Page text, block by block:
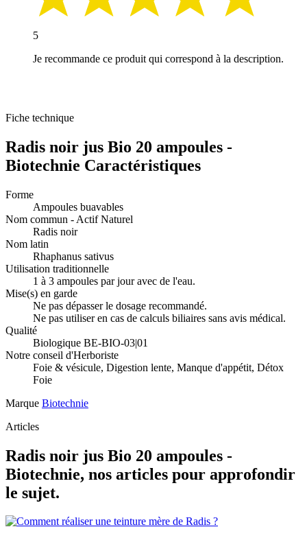
5
Je recommande ce produit qui correspond à la description.
Fiche technique
Radis noir jus Bio 20 ampoules -
Biotechnie Caractéristiques
Forme
Ampoules buavables
Nom commun - Actif Naturel
Radis noir
Nom latin
Rhaphanus sativus
Utilisation traditionnelle
1 à 3 ampoules par jour avec de l'eau.
Mise(s) en garde
Ne pas dépasser le dosage recommandé.
Ne pas utiliser en cas de calculs biliaires sans avis médical.
Qualité
Biologique BE-BIO-03|01
Notre conseil d'Herboriste
Foie & vésicule, Digestion lente, Manque d'appétit, Détox
Foie
Marque Biotechnie
Articles
Radis noir jus Bio 20 ampoules -
Biotechnie, nos articles pour approfondir
le sujet.